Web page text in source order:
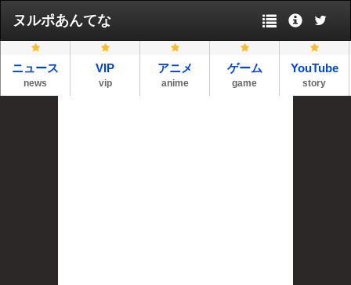
ヌルポあんてな
ニュース
news
VIP
vip
アニメ
anime
ゲーム
game
YouTube
story